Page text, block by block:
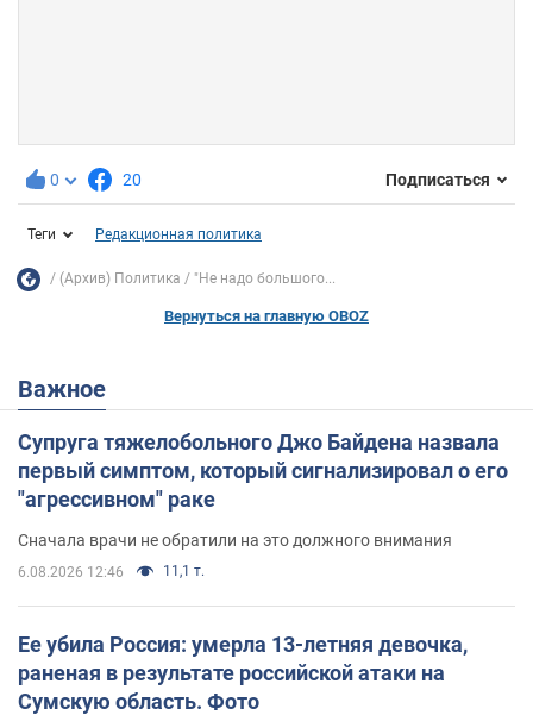
0 20 Подписаться
Теги Редакционная политика
(Архив) Политика "Не надо большого...
Вернуться на главную OBOZ
Важное
Супруга тяжелобольного Джо Байдена назвала
первый симптом, который сигнализировал о его
"агрессивном" раке
Сначала врачи не обратили на это должного внимания
6.08.2026 12:46 11,1 т.
Ее убила Россия: умерла 13-летняя девочка,
раненая в результате российской атаки на
Сумскую область. Фото